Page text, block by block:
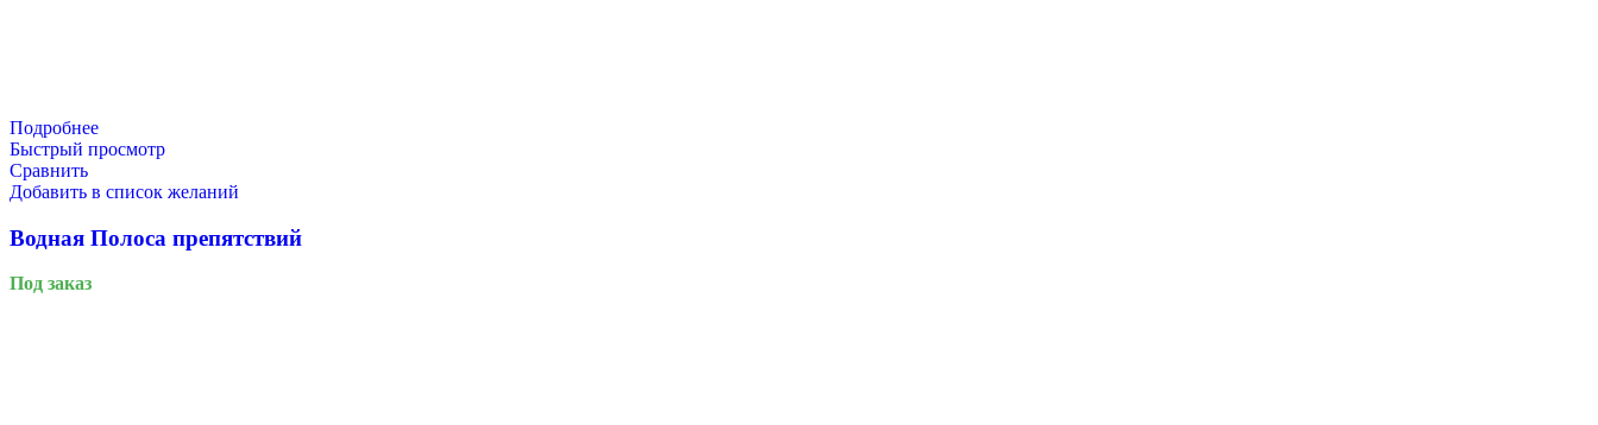
Подробнее
Быстрый просмотр
Сравнить
Добавить в список желаний
Водная Полоса препятствий
Под заказ